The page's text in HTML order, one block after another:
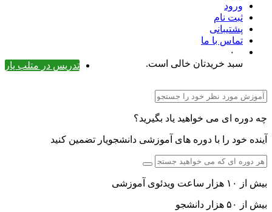
ورود
ثبت نام
پشتیبانی
تماس با ما
۰
تدریس در متلب یار
سبد خریدتان خالی است.
چه دوره ای می خواهید یاد بگیرید؟
آینده خود را با دوره های آموزشی دانشجویار تضمین کنید
بیش از ۱۰ هزار ساعت ویدئوی آموزشی
بیش از ۵۰ هزار دانشجو